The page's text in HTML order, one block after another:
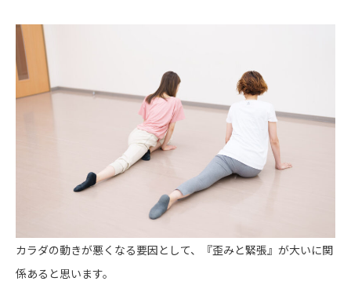
カラダの動きが悪くなる要因として、『歪みと緊張』が大いに関
係あると思います。